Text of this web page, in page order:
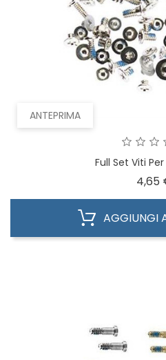
ANTEPRIMA
Full Set Viti
4,65
AGGIUNGI